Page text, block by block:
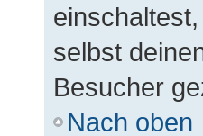
selbst
Besucher
Nach oben